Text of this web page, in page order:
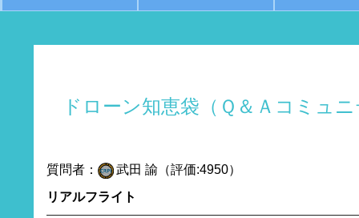
ドローン知恵袋（Ｑ＆Ａコミュ
質問者：
武田 諭（評価:4950）
リアルフライト